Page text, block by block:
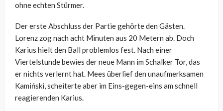
ohne echten Stürmer.
Der erste Abschluss der Partie gehörte den Gästen.
Lorenz zog nach acht Minuten aus 20 Metern ab. Doch
Karius hielt den Ball problemlos fest. Nach einer
Viertelstunde bewies der neue Mann im Schalker Tor, das
er nichts verlernt hat. Mees überlief den unaufmerksamen
Kamiński, scheiterte aber im Eins-gegen-eins am schnell
reagierenden Karius.